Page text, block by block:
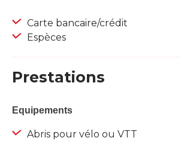
Carte bancaire/crédit
Espèces
Prestations
Equipements
Abris pour vélo ou VTT